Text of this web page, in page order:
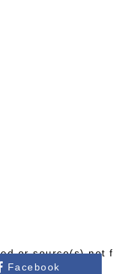
or source(s) not
Facebook